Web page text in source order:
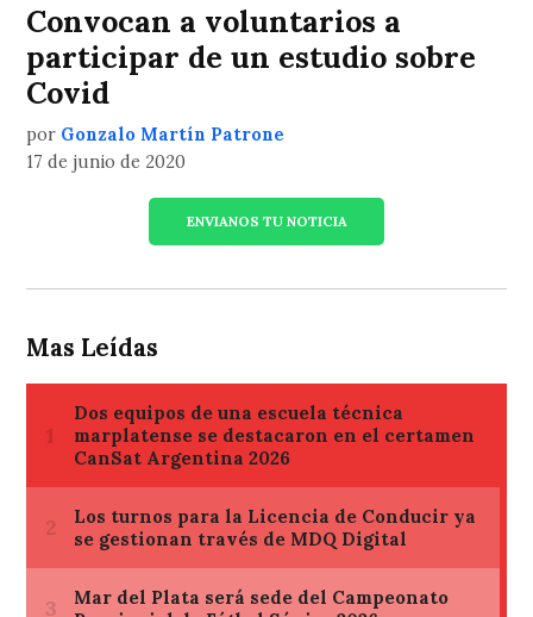
Convocan a voluntarios a
participar de un estudio sobre
Covid
por Gonzalo Martín Patrone
17 de junio de 2020
ENVIANOS TU NOTICIA
Mas Leídas